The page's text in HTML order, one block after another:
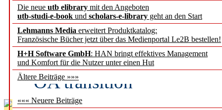
Die neue utb elibrary mit den Angeboten
utb-studi-e-book und scholars-e-library geht an den Start
Lehmanns Media erweitert Produktkatalog:
Französische Bücher jetzt über das Medienportal Le2B bestellen!
H+H Software GmbH: HAN bringt effektives Management
und Komfort für die Nutzer unter einen Hut
Ältere Beiträge »»»
««« Neuere Beiträge
Schulwandbilder aus
Fifth Open Access
transformative
OA transition